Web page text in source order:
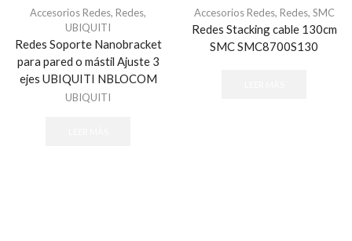
Accesorios Redes, Redes,
UBIQUITI
Redes Soporte Nanobracket
para pared o mástil Ajuste 3
ejes UBIQUITI NBLOCOM
UBIQUITI
Accesorios Redes, Redes, SMC
Redes Stacking cable 130cm
SMC SMC8700S130